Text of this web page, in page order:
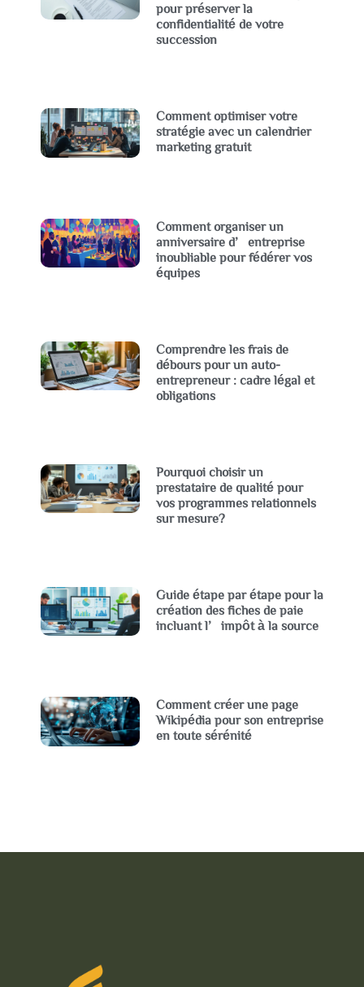
pour préserver la
confidentialité de votre
succession
Comment optimiser votre
stratégie avec un calendrier
marketing gratuit
Comment organiser un
anniversaire d’entreprise
inoubliable pour fédérer vos
équipes
Comprendre les frais de
débours pour un auto-
entrepreneur : cadre légal et
obligations
Pourquoi choisir un
prestataire de qualité pour
vos programmes relationnels
sur mesure?
Guide étape par étape pour la
création des fiches de paie
incluant l’impôt à la source
Comment créer une page
Wikipédia pour son entreprise
en toute sérénité